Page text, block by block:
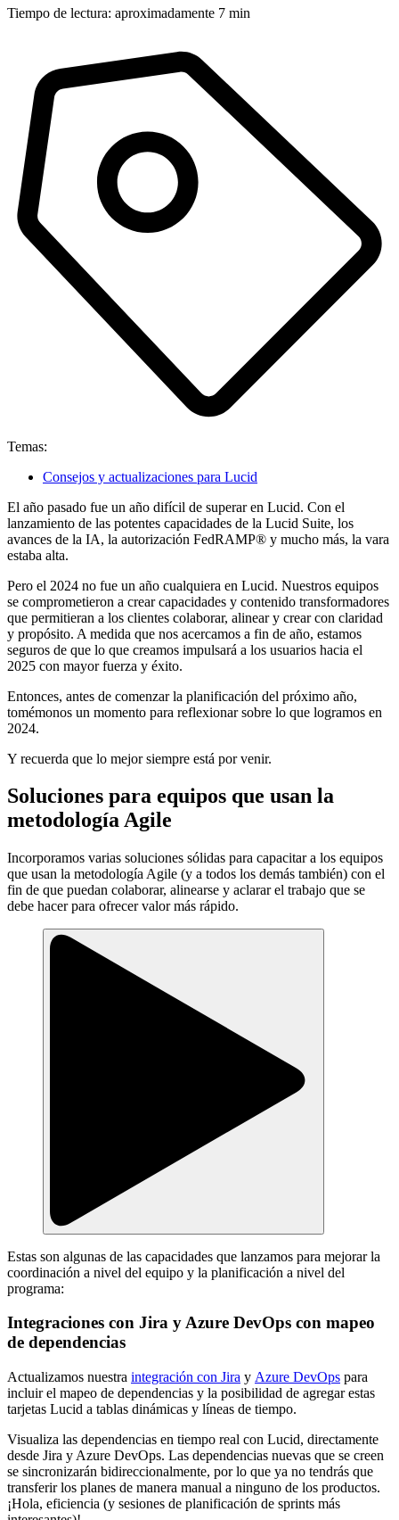
Tiempo de lectura: aproximadamente 7 min
Temas:
Consejos y actualizaciones para Lucid
El año pasado fue un año difícil de superar en Lucid. Con el
lanzamiento de las potentes capacidades de la Lucid Suite, los
avances de la IA, la autorización FedRAMP® y mucho más, la vara
estaba alta.
Pero el 2024 no fue un año cualquiera en Lucid. Nuestros equipos
se comprometieron a crear capacidades y contenido transformadores
que permitieran a los clientes colaborar, alinear y crear con claridad
y propósito. A medida que nos acercamos a fin de año, estamos
seguros de que lo que creamos impulsará a los usuarios hacia el
2025 con mayor fuerza y éxito.
Entonces, antes de comenzar la planificación del próximo año,
tomémonos un momento para reflexionar sobre lo que logramos en
2024.
Y recuerda que lo mejor siempre está por venir.
Soluciones para equipos que usan la
metodología Agile
Incorporamos varias soluciones sólidas para capacitar a los equipos
que usan la metodología Agile (y a todos los demás también) con el
fin de que puedan colaborar, alinearse y aclarar el trabajo que se
debe hacer para ofrecer valor más rápido.
Estas son algunas de las capacidades que lanzamos para mejorar la
coordinación a nivel del equipo y la planificación a nivel del
programa:
Integraciones con Jira y Azure DevOps con mapeo
de dependencias
Actualizamos nuestra integración con Jira y Azure DevOps para
incluir el mapeo de dependencias y la posibilidad de agregar estas
tarjetas Lucid a tablas dinámicas y líneas de tiempo.
Visualiza las dependencias en tiempo real con Lucid, directamente
desde Jira y Azure DevOps. Las dependencias nuevas que se creen
se sincronizarán bidireccionalmente, por lo que ya no tendrás que
transferir los planes de manera manual a ninguno de los productos.
¡Hola, eficiencia (y sesiones de planificación de sprints más